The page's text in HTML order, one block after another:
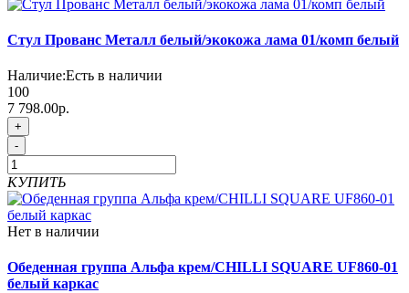
Стул Прованс Металл белый/экокожа лама 01/комп белый
Наличие:Есть в наличии
100
7 798.00р.
+
-
КУПИТЬ
Нет в наличии
Обеденная группа Альфа крем/CHILLI SQUARE UF860-01
белый каркас